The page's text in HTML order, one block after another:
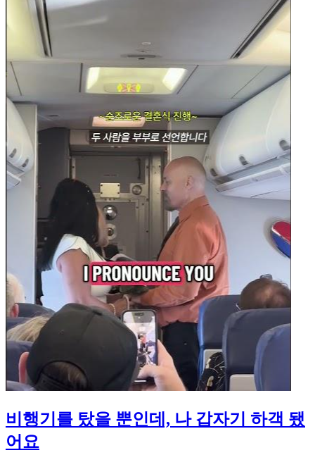
비행기를 탔을 뿐인데, 나 갑자기 하객 됐
어요